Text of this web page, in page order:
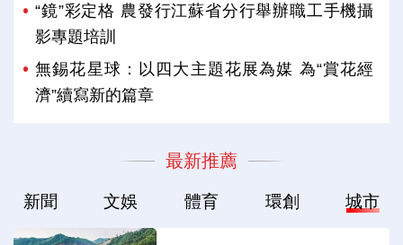
“鏡”彩定格 農發行江蘇省分行舉辦職工手機攝
影專題培訓
無錫花星球：以四大主題花展為媒 為“賞花經
濟”續寫新的篇章
最新推薦
新聞 文娛 體育 環創 城市